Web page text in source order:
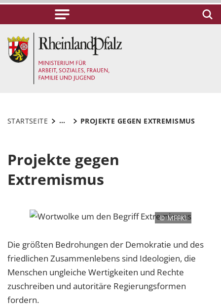
STARTSEITE ... PROJEKTE GEGEN EXTREMISMUS
Projekte gegen
Extremismus
© MFFKI
Die größten Bedrohungen der Demokratie und des
friedlichen Zusammenlebens sind Ideologien, die
Menschen ungleiche Wertigkeiten und Rechte
zuschreiben und autoritäre Regierungsformen
fordern.